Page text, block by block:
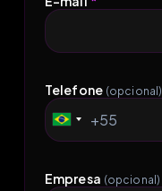
Telefone (opcional)
Brazil
+55
+55
Empresa (opcional)